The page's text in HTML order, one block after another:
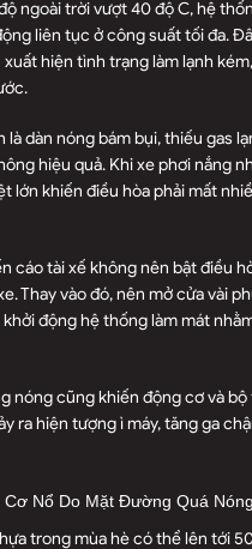
ngoài trời vượt 40 độ C, hệ
liên tục ở công suất tối đa.
hiện tình trạng làm lạnh
là dàn nóng bám bụi, thiếu gas
hiệu quả. Khi xe phơi nắng
lớn khiến điều hòa phải mất
cáo tài xế không nên bật điều
Thay vào đó, nên mở cửa vài
động hệ thống làm mát
nóng cũng khiến động cơ và
ra hiện tượng ì máy, tăng ga
Nổ Do Mặt Đường Quá Nóng
trong mùa hè có thể lên tới